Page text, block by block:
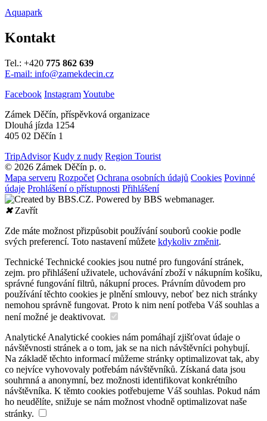
Aquapark
Kontakt
Tel.: +420 775 862 639
E-mail: info@zamekdecin.cz
Facebook InstagramYoutube
Zámek Děčín, příspěvková organizace
Dlouhá jízda 1254
405 02 Děčín 1
TripAdvisor Kudy z nudy Region Tourist
© 2026 Zámek Děčín p. o.
Mapa serveru Rozpočet Ochrana osobních údajů Cookies Povinné
údaje Prohlášení o přístupnosti Přihlášení
✖Zavřít
Zde máte možnost přizpůsobit používání souborů cookie podle
svých preferencí. Toto nastavení můžete kdykoliv změnit.
Technické Technické cookies jsou nutné pro fungování stránek,
zejm. pro přihlášení uživatele, uchovávání zboží v nákupním košíku,
správné fungování filtrů, nákupní proces. Právním důvodem pro
používání těchto cookies je plnění smlouvy, neboť bez nich stránky
nemohou správně fungovat. Proto k nim není potřeba Váš souhlas a
není možné je deaktivovat.
Analytické Analytické cookies nám pomáhají zjišťovat údaje o
návštěvnosti stránek a o tom, jak se na nich návštěvníci pohybují.
Na základě těchto informací můžeme stránky optimalizovat tak, aby
co nejvíce vyhovovaly potřebám návštěvníků. Získaná data jsou
souhrnná a anonymní, bez možnosti identifikovat konkrétního
návštěvníka. K těmto cookies potřebujeme Váš souhlas. Pokud nám
ho neudělíte, snižuje se nám možnost vhodně optimalizovat naše
stránky.